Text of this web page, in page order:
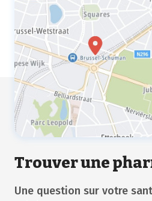
Trouver une
Une question sur votre